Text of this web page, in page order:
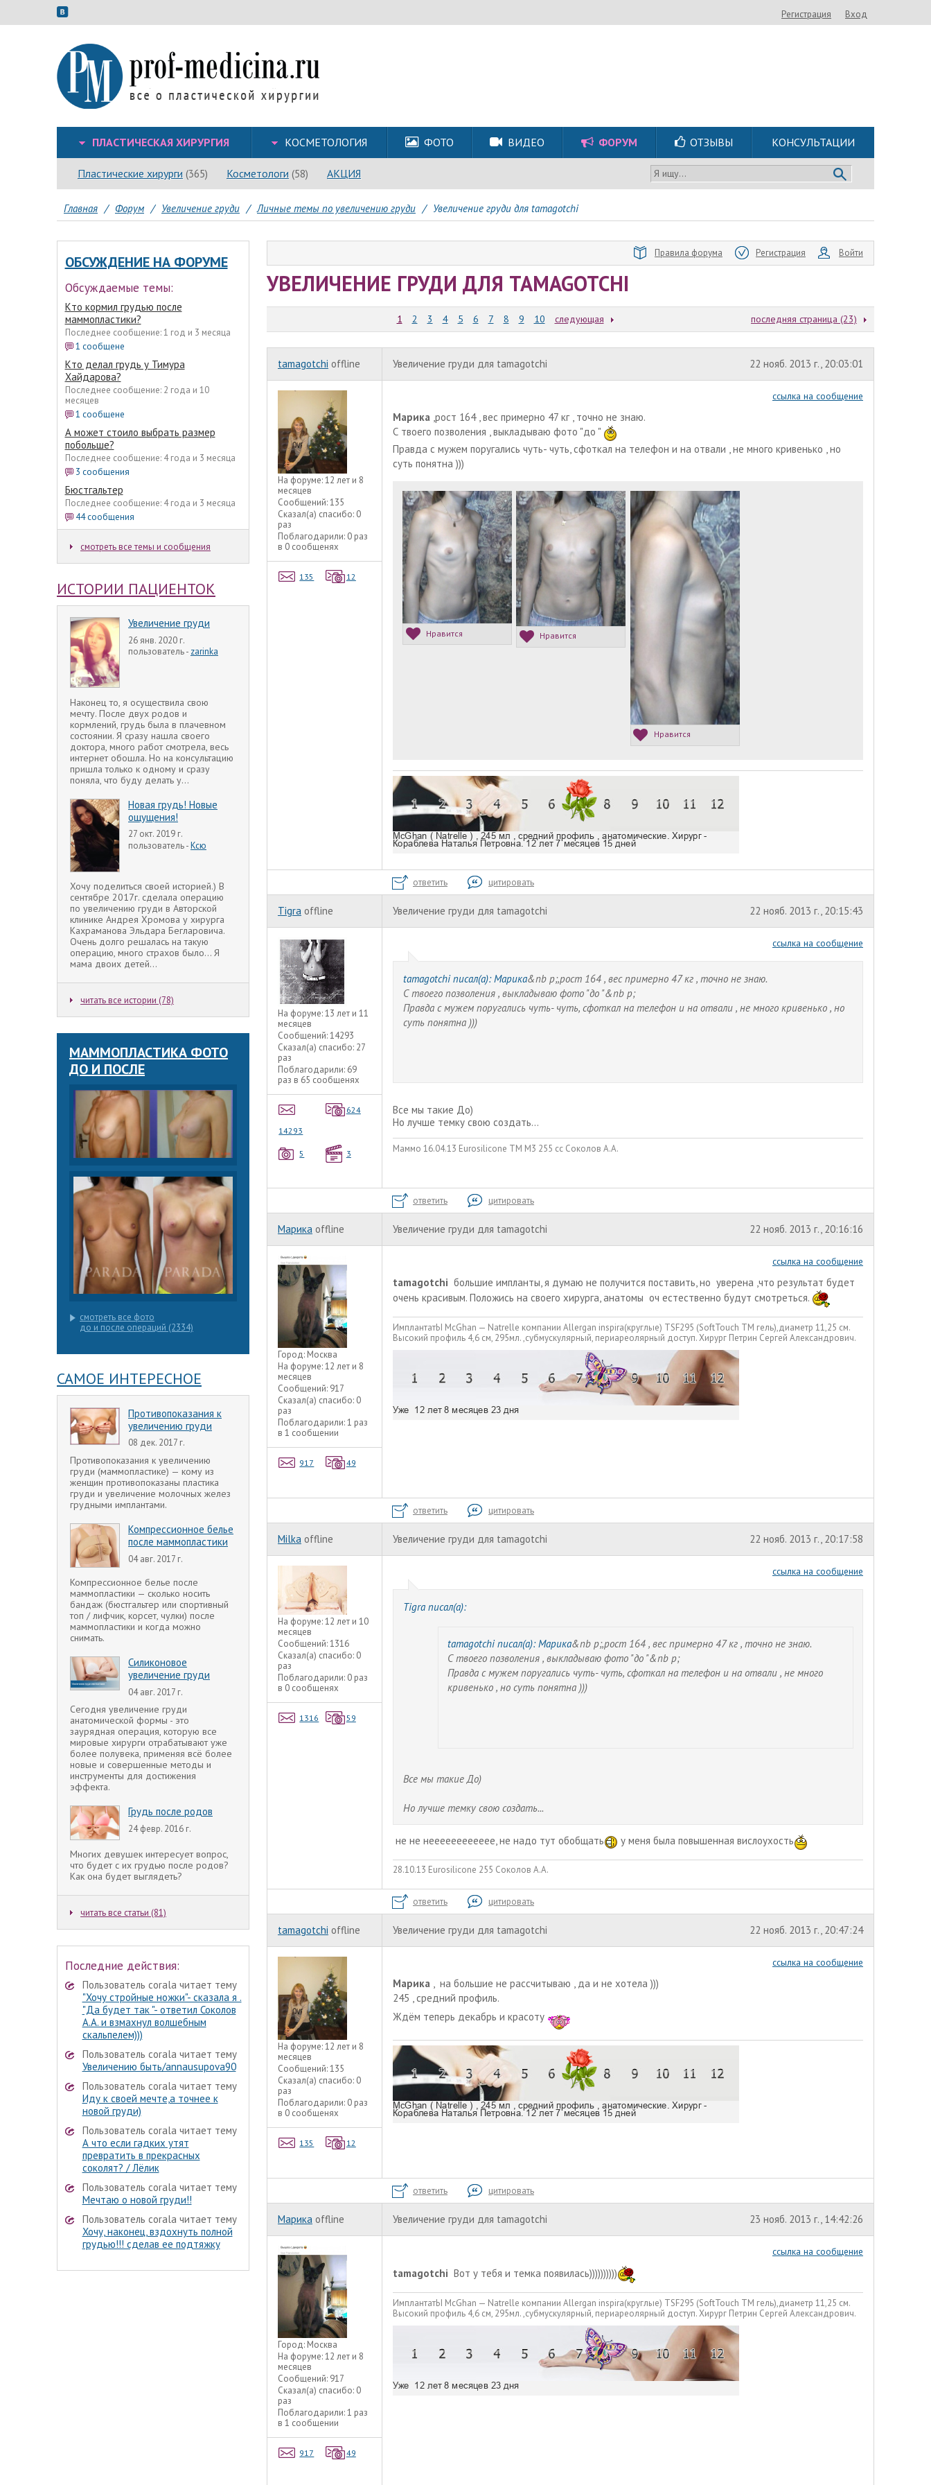
Регистрация Вход
ПЛАСТИЧЕСКАЯ ХИРУРГИЯ КОСМЕТОЛОГИЯ ФОТО ВИДЕО ФОРУМ ОТЗЫВЫ КОНСУЛЬТАЦИИ
Пластические хирурги (365) Косметологи (58) АКЦИЯ Я ищу...
Главная / Форум / Увеличение груди / Личные темы по увеличению груди / Увеличение груди для tamagotchi
ОБСУЖДЕНИЕ НА ФОРУМЕ
Обсуждаемые темы:
Кто кормил грудью после
маммопластики?
Последнее сообщение: 1 год и 3 месяца
1 сообщене
Кто делал грудь у Тимура
Хайдарова?
Последнее сообщение: 2 года и 10
месяцев
1 сообщене
А может стоило выбрать размер
побольше?
Последнее сообщение: 4 года и 3 месяца
3 сообщения
Бюстгальтер
Последнее сообщение: 4 года и 3 месяца
44 сообщения
смотреть все темы и сообщения
ИСТОРИИ ПАЦИЕНТОК
Увеличение груди
26 янв. 2020 г.
пользователь - zarinka
Наконец то, я осуществила свою
мечту. После двух родов и
кормлений, грудь была в плачевном
состоянии. Я сразу нашла своего
доктора, много работ смотрела, весь
интернет обошла. Но на консультацию
пришла только к одному и сразу
поняла, что буду делать у...
Новая грудь! Новые
ощущения!
27 окт. 2019 г.
пользователь -Ксю
Хочу поделиться своей историей.) В
сентябре 2017г. сделала операцию
по увеличению груди в Авторской
клинике Андрея Хромова у хирурга
Кахраманова Эльдара Бегларовича.
Очень долго решалась на такую
операцию, много страхов было... Я
мама двоих детей...
читать все истории (78)
МАММОПЛАСТИКА ФОТО
ДО И ПОСЛЕ
смотреть все фото
до и после операций (2334)
САМОЕ ИНТЕРЕСНОЕ
Противопоказания к
увеличению груди
08 дек. 2017 г.
Противопоказания к увеличению
груди (маммопластике) — кому из
женщин противопоказаны пластика
груди и увеличение молочных желез
грудными имплантами.
Компрессионное белье
после маммопластики
04 авг. 2017 г.
Компрессионное белье после
маммопластики — сколько носить
бандаж (бюстгальтер или спортивный
топ / лифчик, корсет, чулки) после
маммопластики и когда можно
снимать.
Силиконовое
увеличение груди
04 авг. 2017 г.
Сегодня увеличение груди
анатомической формы - это
заурядная операция, которую все
мировые хирурги отрабатывают уже
более полувека, применяя всё более
новые и совершенные методы и
инструменты для достижения
эффекта.
Грудь после родов
24 февр. 2016 г.
Многих девушек интересует вопрос,
что будет с их грудью после родов?
Как она будет выглядеть?
читать все статьи (81)
Последние действия:
Пользователь corala читает тему
"Хочу стройные ножки"- сказала я .
"Да будет так "- ответил Соколов
А.А. и взмахнул волшебным
скальпелем)))
Пользователь corala читает тему
Увеличению быть/annausupova90
Пользователь corala читает тему
Иду к своей мечте,а точнее к
новой груди)
Пользователь corala читает тему
А что если гадких утят
превратить в прекрасных
соколят? / Лёлик
Пользователь corala читает тему
Мечтаю о новой груди!!
Пользователь corala читает тему
Хочу, наконец, вздохнуть полной
грудью!!! сделав ее подтяжку
Правила форума Регистрация Войти
УВЕЛИЧЕНИЕ ГРУДИ ДЛЯ TAMAGOTCHI
1 2 3 4 5 6 7 8 9 10 следующая последняя страница (23)
tamagotchi offline Увеличение груди для tamagotchi 22 нояб. 2013 г., 20:03:01
На форуме:12 лет и 8
месяцев
Сообщений:135
Сказал(а) спасибо: 0
раз
Поблагодарили: 0 раз
в 0 сообщенях
135 12
ссылка на сообщение
Марика ,рост 164 , вес примерно 47 кг , точно не знаю.
С твоего позволения , выкладываю фото "до "
Правда с мужем поругались чуть- чуть, сфоткал на телефон и на отвали , не много кривенько , но
суть понятна )))
Нравится Нравится
Нравится
ответить цитировать
Tigra offline Увеличение груди для tamagotchi 22 нояб. 2013 г., 20:15:43
На форуме:13 лет и 11
месяцев
Сообщений:14293
Сказал(а) спасибо: 27
раз
Поблагодарили: 69
раз в 65 сообщенях
14293
624
5 3
ссылка на сообщение
tamagotchi писал(а): Марика&nb p;,рост 164 , вес примерно 47 кг , точно не знаю.
С твоего позволения , выкладываю фото "до "&nb p;
Правда с мужем поругались чуть- чуть, сфоткал на телефон и на отвали , не много кривенько , но
суть понятна )))
Все мы такие До)
Но лучше темку свою создать...
Маммо 16.04.13 Eurosilicone ТМ М3 255 сс Соколов А.А.
ответить цитировать
Марика offline Увеличение груди для tamagotchi 22 нояб. 2013 г., 20:16:16
Город: Москва
На форуме:12 лет и 8
месяцев
Сообщений: 917
Сказал(а) спасибо: 0
раз
Поблагодарили:1 раз
в 1 сообщении
917 49
ссылка на сообщение
tamagotchi большие импланты, я думаю не получится поставить, но уверена ,что результат будет
очень красивым. Положись на своего хирурга, анатомы оч естественно будут смотреться.
ИмплантатЫ McGhan — Natrelle компании Allergan inspira(круглые) TSF295 (SoftTouch TM гель),диаметр 11,25 см.
Высокий профиль 4,6 см, 295мл. ,субмускулярный, периареолярный доступ. Хирург Петрин Сергей Александрович.
ответить цитировать
Milka offline Увеличение груди для tamagotchi 22 нояб. 2013 г., 20:17:58
На форуме:12 лет и 10
месяцев
Сообщений:1316
Сказал(а) спасибо: 0
раз
Поблагодарили: 0 раз
в 0 сообщенях
1316 59
ссылка на сообщение
Tigra писал(а):
tamagotchi писал(а): Марика&nb p;,рост 164 , вес примерно 47 кг , точно не знаю.
С твоего позволения , выкладываю фото "до "&nb p;
Правда с мужем поругались чуть- чуть, сфоткал на телефон и на отвали , не много
кривенько , но суть понятна )))
Все мы такие До)
Но лучше темку свою создать...
не не нееееееееееее, не надо тут обобщать у меня была повышенная вислоухость
28.10.13 Eurosilicone 255 Соколов А.А.
ответить цитировать
tamagotchi offline Увеличение груди для tamagotchi 22 нояб. 2013 г., 20:47:24
На форуме:12 лет и 8
месяцев
Сообщений:135
Сказал(а) спасибо: 0
раз
Поблагодарили: 0 раз
в 0 сообщенях
135 12
ссылка на сообщение
Марика , на большие не рассчитываю , да и не хотела )))
245 , средний профиль.
Ждём теперь декабрь и красоту
ответить цитировать
Марика offline Увеличение груди для tamagotchi 23 нояб. 2013 г., 14:42:26
Город: Москва
На форуме:12 лет и 8
месяцев
Сообщений: 917
Сказал(а) спасибо: 0
раз
Поблагодарили:1 раз
в 1 сообщении
917 49
ссылка на сообщение
tamagotchi Вот у тебя и темка появилась))))))))))
ИмплантатЫ McGhan — Natrelle компании Allergan inspira(круглые) TSF295 (SoftTouch TM гель),диаметр 11,25 см.
Высокий профиль 4,6 см, 295мл. ,субмускулярный, периареолярный доступ. Хирург Петрин Сергей Александрович.